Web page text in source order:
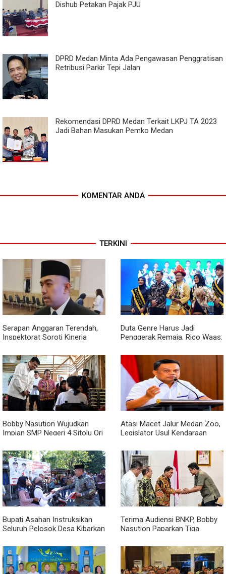
Dishub Petakan Pajak PJU
DPRD Medan Minta Ada Pengawasan Penggratisan
Retribusi Parkir Tepi Jalan
Rekomendasi DPRD Medan Terkait LKPJ TA 2023
Jadi Bahan Masukan Pemko Medan
KOMENTAR ANDA
TERKINI
Serapan Anggaran Terendah,
Inspektorat Soroti Kinerja
Duta Genre Harus Jadi
Penggerak Remaja, Rico Waas:
Acara
Bobby Nasution Wujudkan
Impian SMP Negeri 4 Sitolu Ori
Atasi Macet Jalur Medan Zoo,
Legislator Usul Kendaraan
Royal Sumatera
Bupati Asahan Instruksikan
Seluruh Pelosok Desa Kibarkan
Terima Audiensi BNKP, Bobby
Nasution Paparkan Tiga
Kepulauan Nias